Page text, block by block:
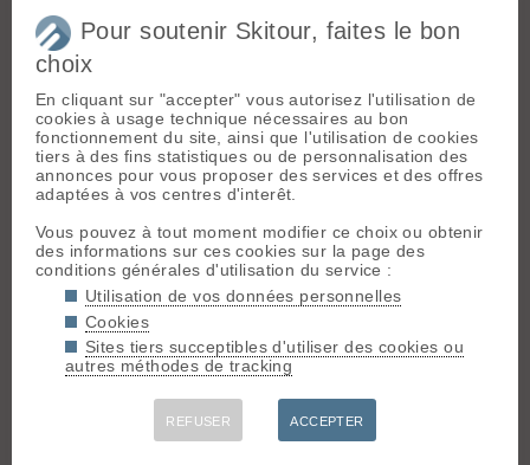
Nouveau sujet
D
deploy[53posts] - Le 05/02/2022 15:21
Salut à tous,
j’habite proche d’Annecy et je recherche des partenaires pour
des sorties sur Mercredi et Samedi Matins, secteurs Aravis
Je monte à 500/600 m/h, pas mal d’années de pratique, tout
type de randos, quelques pentes raides aussi parfois.
si intéressés merci de me contacter
Sportivement
posts] - Le 09/02/2022 09:31
Pour soutenir Skitour, faites le bon
choix
En cliquant sur "accepter" vous autorisez l'utilisation de
cookies à usage technique nécessaires au bon
fonctionnement du site, ainsi que l'utilisation de cookies
tiers à des fins statistiques ou de personnalisation des
annonces pour vous proposer des services et des offres
adaptées à vos centres d'interêt.
Vous pouvez à tout moment modifier ce choix ou obtenir
des informations sur ces cookies sur la page des
conditions générales d'utilisation du service :
Utilisation de vos données personnelles
Cookies
Sites tiers succeptibles d'utiliser des cookies ou
autres méthodes de tracking
REFUSER ACCEPTER